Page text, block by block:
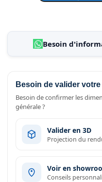
Besoin
Besoin de valider
Besoin de confirmer les
générale ?
Valider en 3D
Projection du
Voir en
Conseils